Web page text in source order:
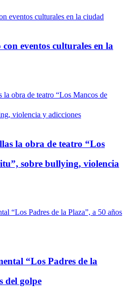
eventos culturales en la
la obra de teatro “Los
sobre bullying, violencia
“Los Padres de la
del golpe